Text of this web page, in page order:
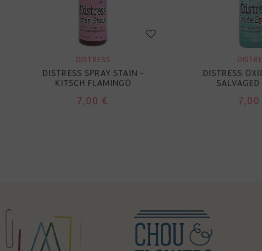
DISTRESS
DISTRESS SPRAY STAIN -
KITSCH FLAMINGO
7,00 €
DISTRESS
7,00